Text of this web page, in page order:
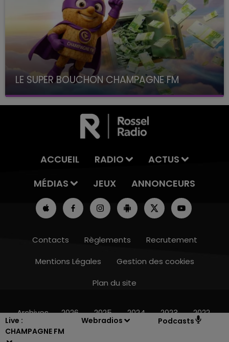
Live :
CHAMPAGNE FM
Webradios Podcasts
16h00 - 20h00
LE SUPER BOUCHON CHAMPAGNE FM
avec La Famille Champagne FM, à 8H10
ACCUEIL RADIO
ACTUS
MÉDIAS
JEUX ANNONCEURS
Contacts Règlements
Recrutement
Mentions Légales
Gestion des cookies
Plan du site
Archives 2026 2025 2024 2023 2022